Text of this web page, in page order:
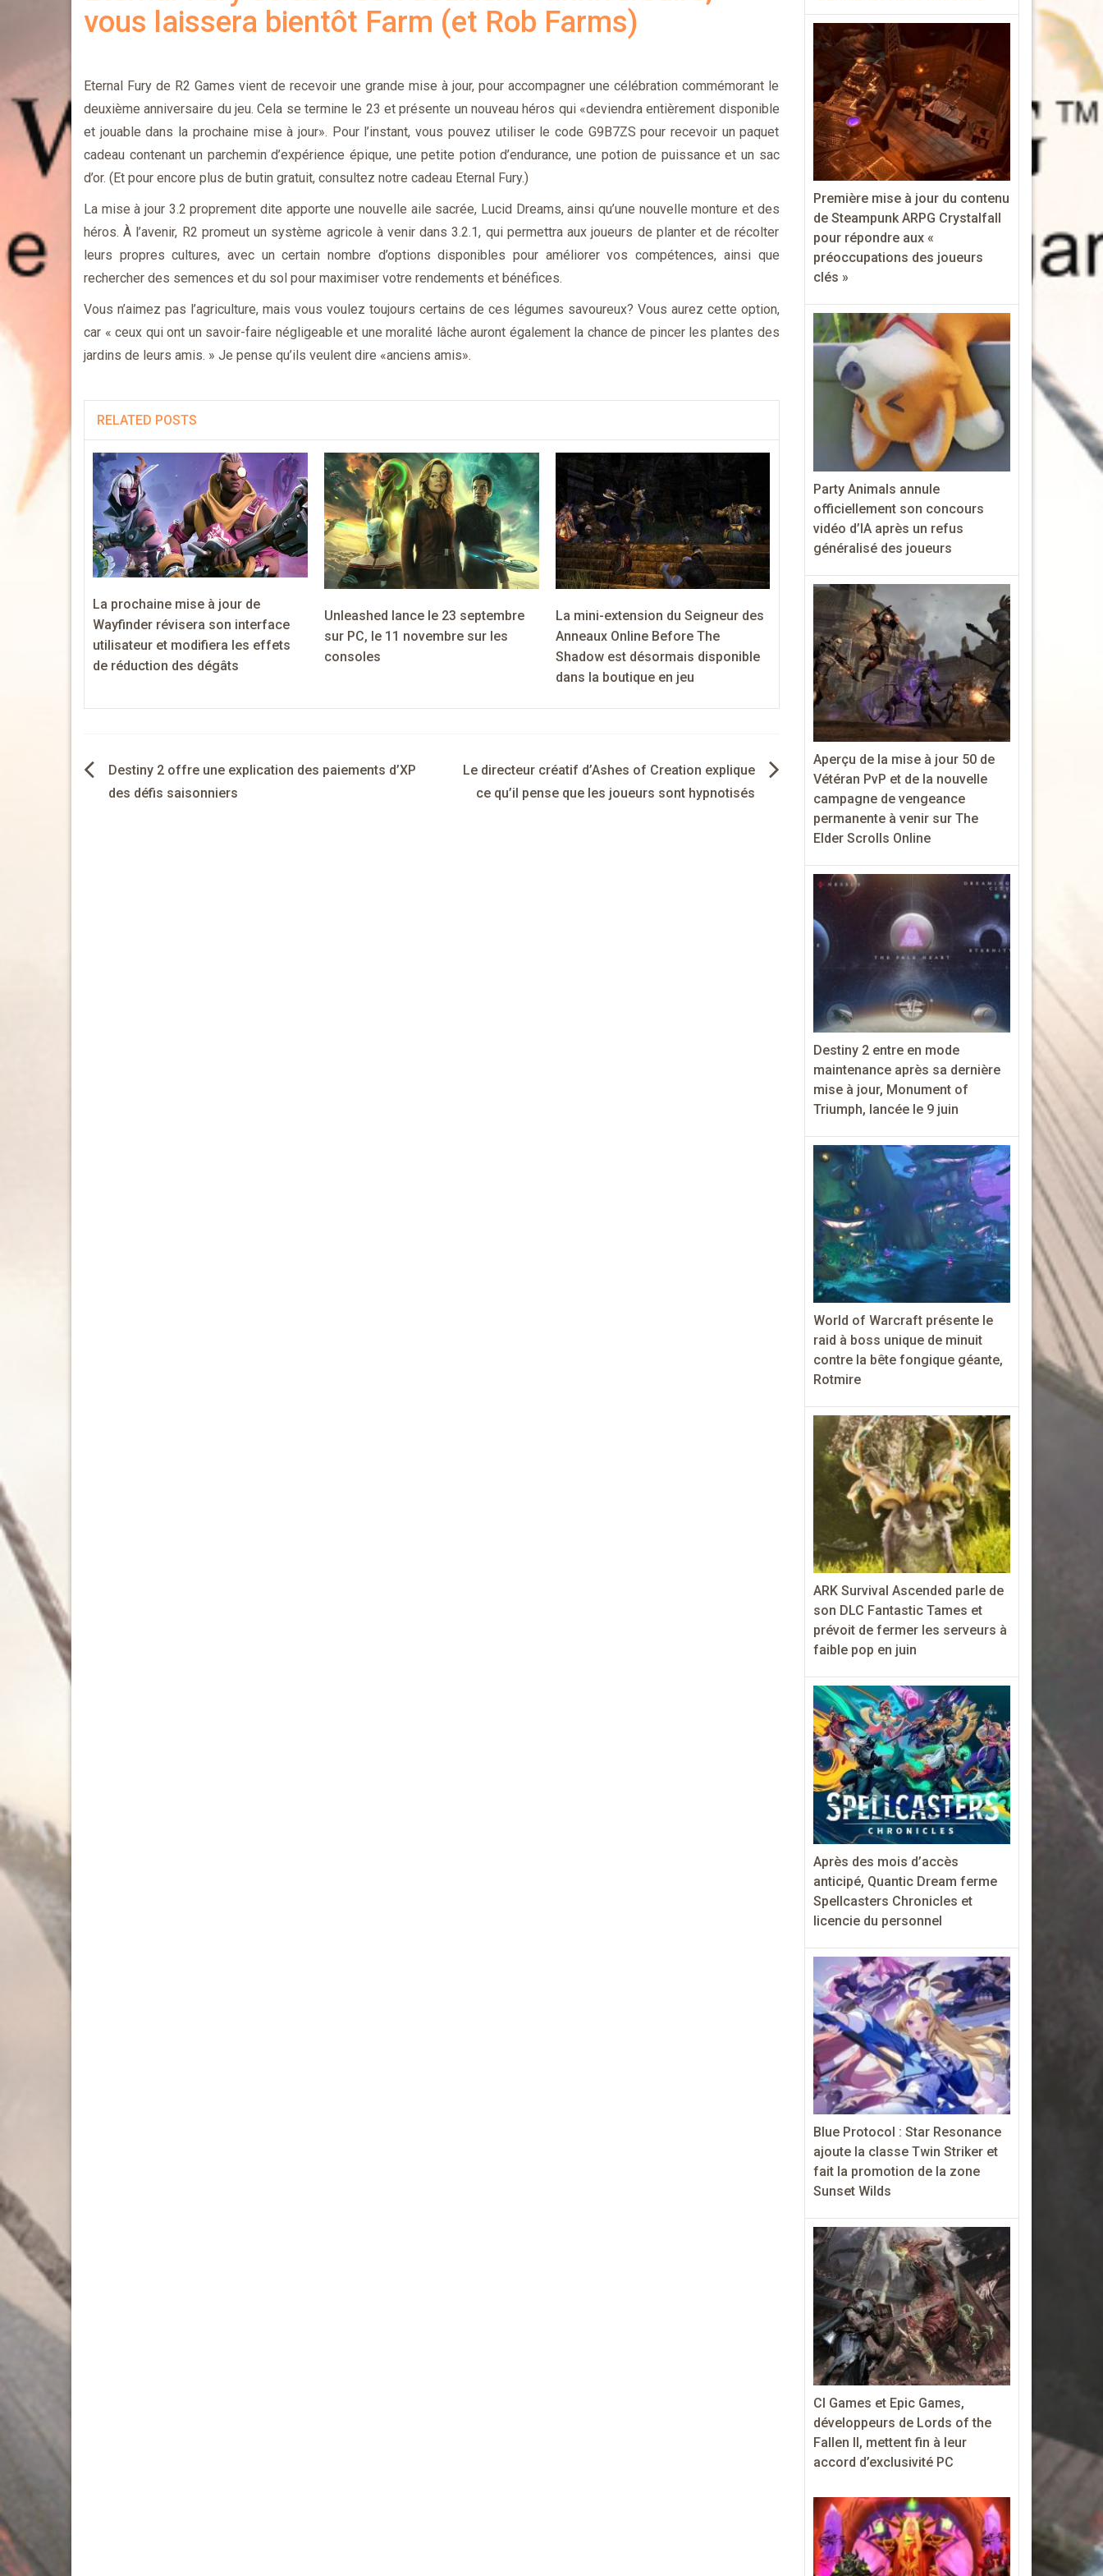
vous laissera bientôt Farm (et Rob Farms)
Eternal Fury de R2 Games vient de recevoir une grande mise à jour, pour accompagner une célébration commémorant le
deuxième anniversaire du jeu. Cela se termine le 23 et présente un nouveau héros qui «deviendra entièrement disponible
et jouable dans la prochaine mise à jour». Pour l’instant, vous pouvez utiliser le code G9B7ZS pour recevoir un paquet
cadeau contenant un parchemin d’expérience épique, une petite potion d’endurance, une potion de puissance et un sac
d’or. (Et pour encore plus de butin gratuit, consultez notre cadeau Eternal Fury.)
La mise à jour 3.2 proprement dite apporte une nouvelle aile sacrée, Lucid Dreams, ainsi qu’une nouvelle monture et des
héros. À l’avenir, R2 promeut un système agricole à venir dans 3.2.1, qui permettra aux joueurs de planter et de récolter
leurs propres cultures, avec un certain nombre d’options disponibles pour améliorer vos compétences, ainsi que
rechercher des semences et du sol pour maximiser votre rendements et bénéfices.
Vous n’aimez pas l’agriculture, mais vous voulez toujours certains de ces légumes savoureux? Vous aurez cette option,
car « ceux qui ont un savoir-faire négligeable et une moralité lâche auront également la chance de pincer les plantes des
jardins de leurs amis. » Je pense qu’ils veulent dire «anciens amis».
RELATED POSTS
La prochaine mise à jour de
Wayfinder révisera son interface
utilisateur et modifiera les effets
de réduction des dégâts
Unleashed lance le 23 septembre
sur PC, le 11 novembre sur les
consoles
La mini-extension du Seigneur des
Anneaux Online Before The
Shadow est désormais disponible
dans la boutique en jeu
Navigation
de
Destiny 2 offre une explication des paiements d’XP
des défis saisonniers
Le directeur créatif d’Ashes of Creation explique
ce qu’il pense que les joueurs sont hypnotisés
Première mise à jour du contenu
de Steampunk ARPG Crystalfall
pour répondre aux «
préoccupations des joueurs
clés »
Party Animals annule
officiellement son concours
vidéo d’IA après un refus
généralisé des joueurs
Aperçu de la mise à jour 50 de
Vétéran PvP et de la nouvelle
campagne de vengeance
permanente à venir sur The
Elder Scrolls Online
Destiny 2 entre en mode
maintenance après sa dernière
mise à jour, Monument of
Triumph, lancée le 9 juin
World of Warcraft présente le
raid à boss unique de minuit
contre la bête fongique géante,
Rotmire
ARK Survival Ascended parle de
son DLC Fantastic Tames et
prévoit de fermer les serveurs à
faible pop en juin
Après des mois d’accès
anticipé, Quantic Dream ferme
Spellcasters Chronicles et
licencie du personnel
Blue Protocol : Star Resonance
ajoute la classe Twin Striker et
fait la promotion de la zone
Sunset Wilds
CI Games et Epic Games,
développeurs de Lords of the
Fallen II, mettent fin à leur
accord d’exclusivité PC